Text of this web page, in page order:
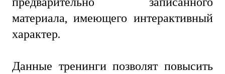
материала, имеющего интерактивный
характер.
Данные тренинги позволят повысить